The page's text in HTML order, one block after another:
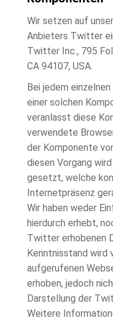
Wir setzen auf
Anbieters Twitter
Twitter Inc., 795
CA 94107, USA.
Bei jedem
einer solchen
veranlasst diese
verwendete
der Komponente
diesen Vorgang
gesetzt, welche
Internetpräsenz
Wir haben weder
hierdurch erhebt,
Twitter erhobenen
Kenntnisstand wird
aufgerufenen
erhoben, jedoch
Darstellung der
Weitere